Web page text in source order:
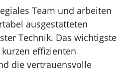
Team und arbeiten
ausgestatteten
Technik. Das wichtigste
effizienten
die vertrauensvolle